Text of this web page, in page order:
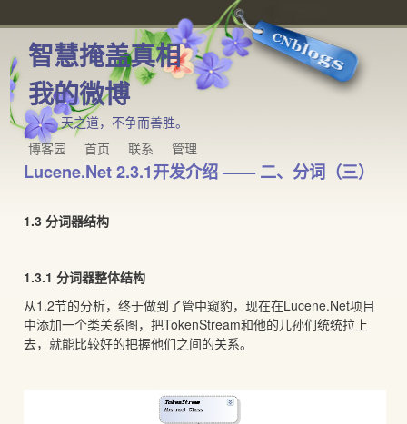
智慧掩盖真相
我的微博
天之道，不争而善胜。
博客园
首页 联系 管理
Lucene.Net 2.3.1开发介绍 —— 二、分词（三）
1.3 分词器结构
1.3.1 分词器整体结构
从1.2节的分析，终于做到了管中窥豹，现在在Lucene.Net项目
中添加一个类关系图，把TokenStream和他的儿孙们统统拉上
去，就能比较好的把握他们之间的关系。